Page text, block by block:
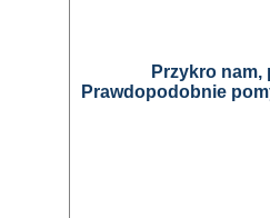
Przykro
Prawdopodobnie